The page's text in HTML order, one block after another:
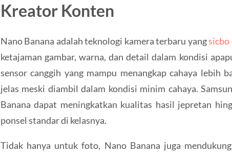
Kreator Konten
Nano Banana adalah teknologi kamera terbaru yangsicbo
ketajaman gambar, warna, dan detail dalam kondisi
sensor canggih yang mampu menangkap cahaya lebih
jelas meski diambil dalam kondisi minim cahaya.
Banana dapat meningkatkan kualitas hasil jepretan
ponsel standar di kelasnya.
Tidak hanya untuk foto, Nano Banana juga